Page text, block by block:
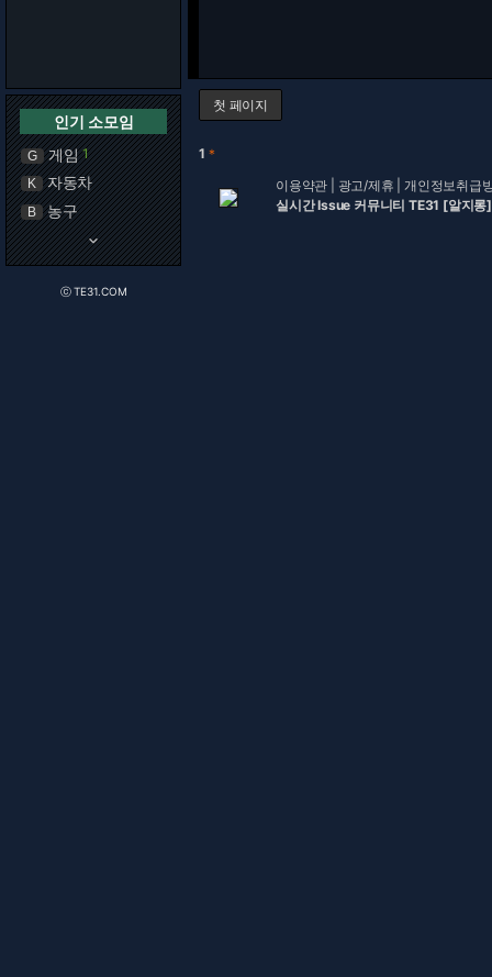
인기 소모임
G 게임 1
K 자동차
B 농구
keyboard_arrow_down
ⓒ TE31.COM
첫 페이지
1 ＊
이용약관
광고/제휴 |개인정보취급
실시간 Issue 커뮤니티 TE31 [알지